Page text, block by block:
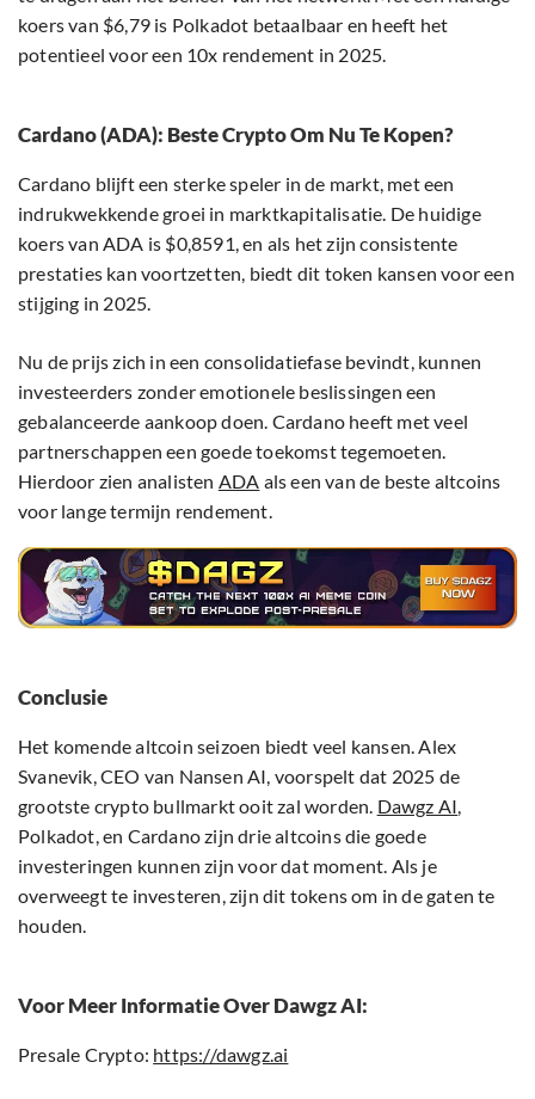
koers van $6,79 is Polkadot betaalbaar en heeft het
potentieel voor een 10x rendement in 2025.
Cardano (ADA): Beste Crypto Om Nu Te Kopen?
Cardano blijft een sterke speler in de markt, met een
indrukwekkende groei in marktkapitalisatie. De huidige
koers van ADA is $0,8591, en als het zijn consistente
prestaties kan voortzetten, biedt dit token kansen voor een
stijging in 2025.
Nu de prijs zich in een consolidatiefase bevindt, kunnen
investeerders zonder emotionele beslissingen een
gebalanceerde aankoop doen. Cardano heeft met veel
partnerschappen een goede toekomst tegemoeten.
Hierdoor zien analisten ADA als een van de beste altcoins
voor lange termijn rendement.
Conclusie
Het komende altcoin seizoen biedt veel kansen. Alex
Svanevik, CEO van Nansen AI, voorspelt dat 2025 de
grootste crypto bullmarkt ooit zal worden. Dawgz AI,
Polkadot, en Cardano zijn drie altcoins die goede
investeringen kunnen zijn voor dat moment. Als je
overweegt te investeren, zijn dit tokens om in de gaten te
houden.
Voor Meer Informatie Over Dawgz AI:
Presale Crypto: https://dawgz.ai